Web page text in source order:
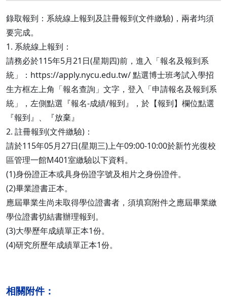
錄取報到：系統線上報到及註冊報到(文件繳驗)，兩者均須
要完成。
1. 系統線上報到：
請務必於115年5月21日(星期四)前，進入「報名及報到系
統」：https://apply.nycu.edu.tw/ 點選博士班考試入學招
生方框左上角「報名查詢」文字，登入「申請報名及報到系
統」，左側點選『報名-成績/報到』，於【報到】欄位點選
『報到』、『放棄』
2. 註冊報到(文件繳驗)：
請於115年05月27日(星期三)上午09:00-10:00於新竹光復校
區管理一館M401室繳驗以下資料。
(1)身份證正本或具身份證字號及相片之身份證件。
(2)畢業證書正本。
應屆畢業生尚未取得學位證書者，須填寫附件之應屆畢業繳
學位證書切結書辦理報到。
(3)大學歷年成績單正本1份。
(4)研究所歷年成績單正本1份。
相關附件：